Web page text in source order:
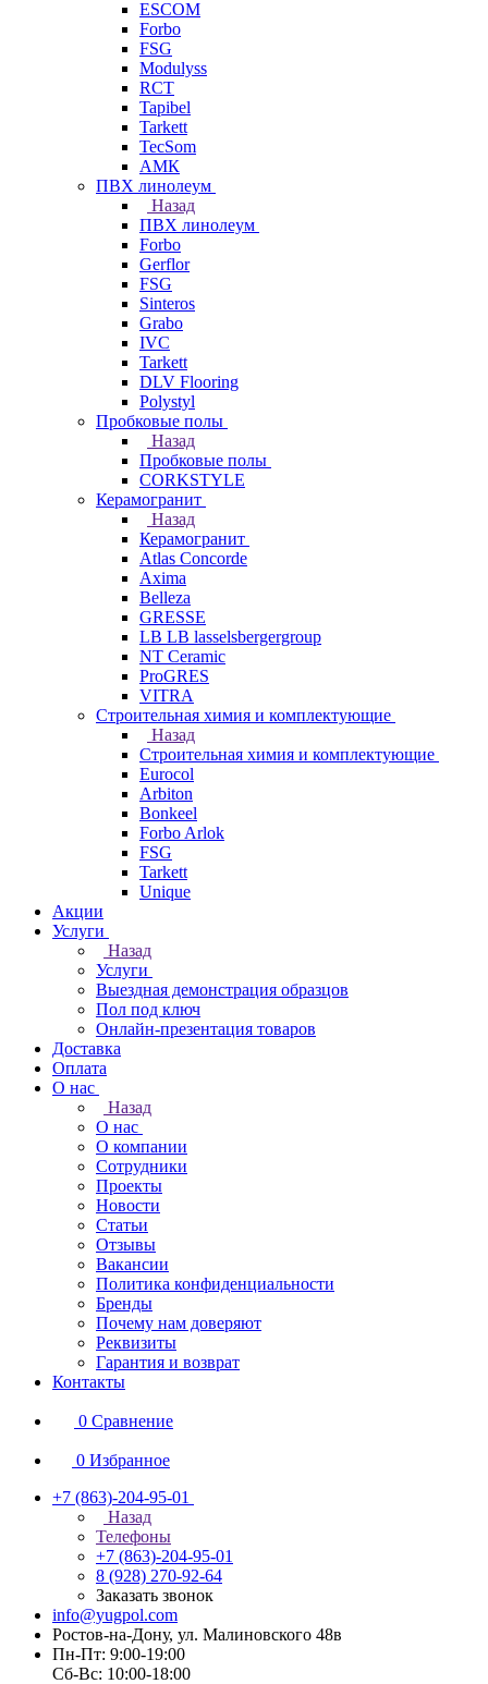
ESCOM
Forbo
FSG
Modulyss
RCT
Tapibel
Tarkett
TecSom
АМК
ПВХ линолеум
Назад
ПВХ линолеум
Forbo
Gerflor
FSG
Sinteros
Grabo
IVC
Tarkett
DLV Flooring
Polystyl
Пробковые полы
Назад
Пробковые полы
CORKSTYLE
Керамогранит
Назад
Керамогранит
Atlas Concorde
Axima
Belleza
GRESSE
LB LB lasselsbergergroup
NT Ceramic
ProGRES
VITRA
Строительная химия и комплектующие
Назад
Строительная химия и комплектующие
Eurocol
Arbiton
Bonkeel
Forbo Arlok
FSG
Tarkett
Unique
Акции
Услуги
Назад
Услуги
Выездная демонстрация образцов
Пол под ключ
Онлайн-презентация товаров
Доставка
Оплата
О нас
Назад
О нас
О компании
Сотрудники
Проекты
Новости
Статьи
Отзывы
Вакансии
Политика конфиденциальности
Бренды
Почему нам доверяют
Реквизиты
Гарантия и возврат
Контакты
0 Сравнение
0 Избранное
+7 (863)-204-95-01
Назад
Телефоны
+7 (863)-204-95-01
8 (928) 270-92-64
Заказать звонок
info@yugpol.com
Ростов-на-Дону, ул. Малиновского 48в
Пн-Пт: 9:00-19:00
Cб-Вс: 10:00-18:00